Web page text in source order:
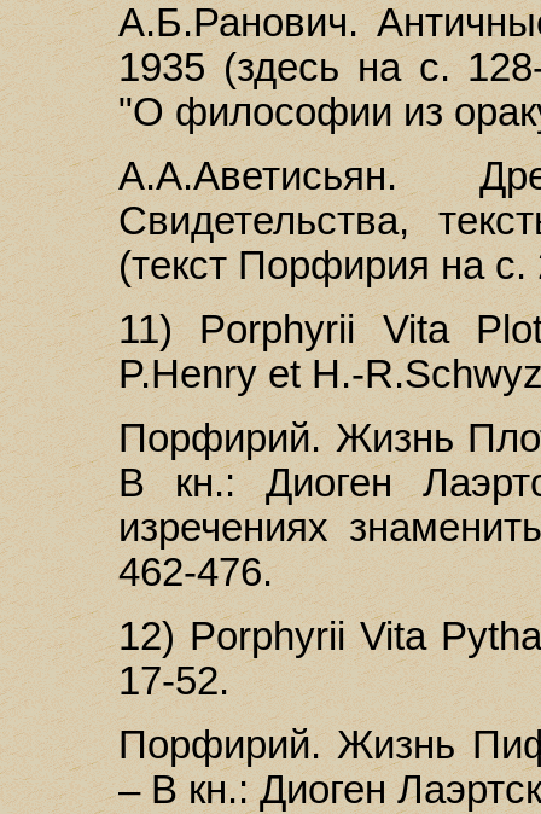
А.Б.Ранович.
1935 (здесь на с.
"О философии из
А.А.Аветисьян.
Свидетельства,
(текст Порфирия на с.
11) Porphyrii Vita
P.Henry et H.-
Порфирий. Жизнь
В кн.: Диоген
изречениях
462-476.
12) Porphyrii Vita
17-52.
Порфирий. Жизнь
– В кн.: Диоген